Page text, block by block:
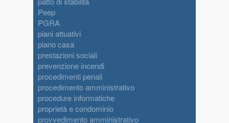
Peep
PGRA
piani attuativi
piano casa
prestazioni sociali
prevenzione incendi
procedimenti penali
procedimento amministrativo
procedure informatiche
proprietà e condominio
provvedimento amministrativo